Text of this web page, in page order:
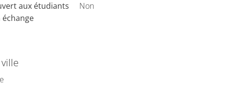
aux étudiants
échange
Non